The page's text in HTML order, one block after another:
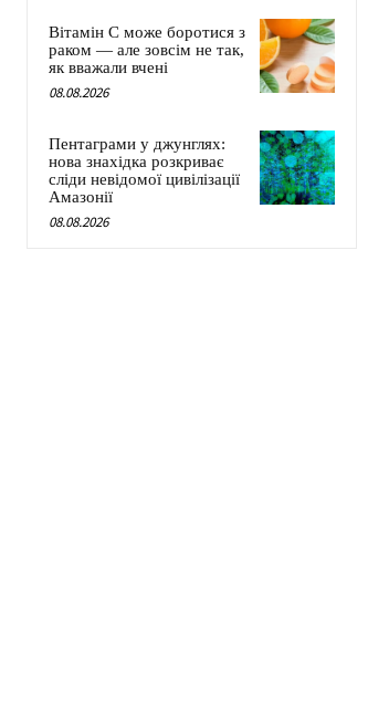
Вітамін C може боротися з
раком — але зовсім не так,
як вважали вчені
08.08.2026
Пентаграми у джунглях:
нова знахідка розкриває
сліди невідомої цивілізації
Амазонії
08.08.2026